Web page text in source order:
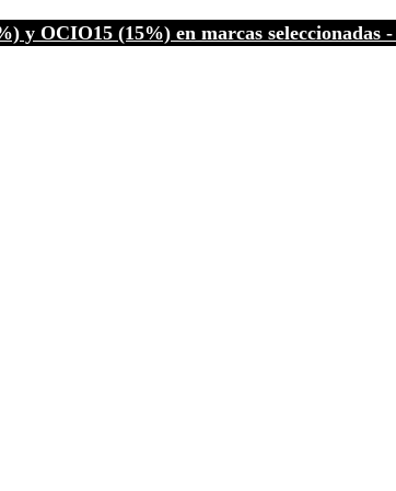
y OCIO15 (15%) en marcas seleccionadas